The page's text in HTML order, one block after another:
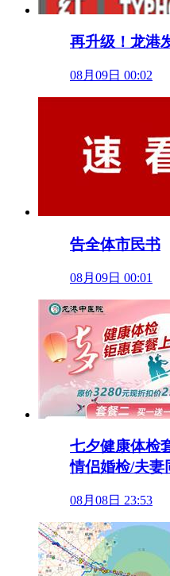
再升级！龙港
08月09日 00:02
告全体市民书
08月09日 00:01
七夕健康体检
情侣婚检/夫妻
08月08日 23:53